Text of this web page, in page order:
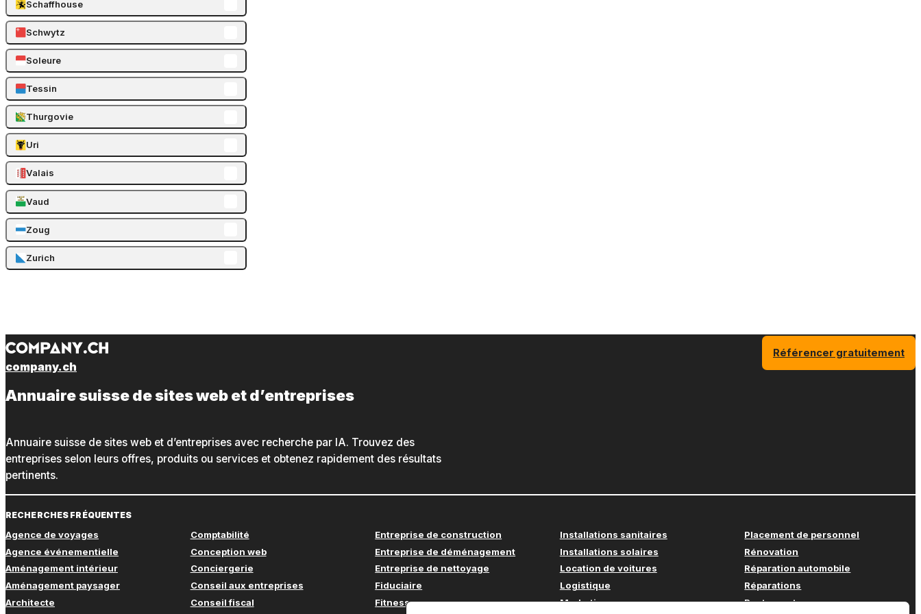
Schaffhouse
Schwytz
Soleure
Tessin
Thurgovie
Uri
Valais
Vaud
Zoug
Zurich
company.ch
Référencer gratuitement
Annuaire suisse de sites web et d’entreprises
Annuaire suisse de sites web et d’entreprises avec recherche par IA. Trouvez des
entreprises selon leurs offres, produits ou services et obtenez rapidement des résultats
pertinents.
RECHERCHES FRÉQUENTES
Agence de voyages
Agence événementielle
Aménagement intérieur
Aménagement paysager
Architecte
Comptabilité
Conception web
Conciergerie
Conseil aux entreprises
Conseil fiscal
Entreprise de construction
Entreprise de déménagement
Entreprise de nettoyage
Fiduciaire
Fitness
Installations sanitaires
Installations solaires
Location de voitures
Logistique
Marketing
Placement de personnel
Rénovation
Réparation automobile
Réparations
Restaurant